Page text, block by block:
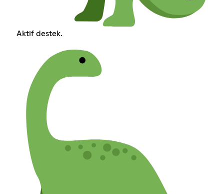
Aktif destek.